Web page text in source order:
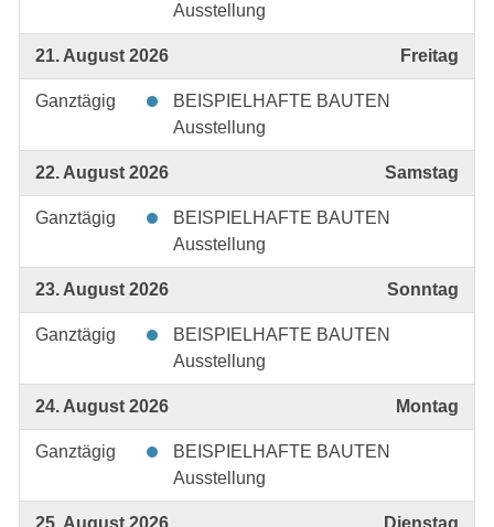
Ausstellung
21. August 2026 Freitag
Ganztägig
BEISPIELHAFTE BAUTEN
Ausstellung
22. August 2026 Samstag
Ganztägig
BEISPIELHAFTE BAUTEN
Ausstellung
23. August 2026 Sonntag
Ganztägig
BEISPIELHAFTE BAUTEN
Ausstellung
24. August 2026 Montag
Ganztägig
BEISPIELHAFTE BAUTEN
Ausstellung